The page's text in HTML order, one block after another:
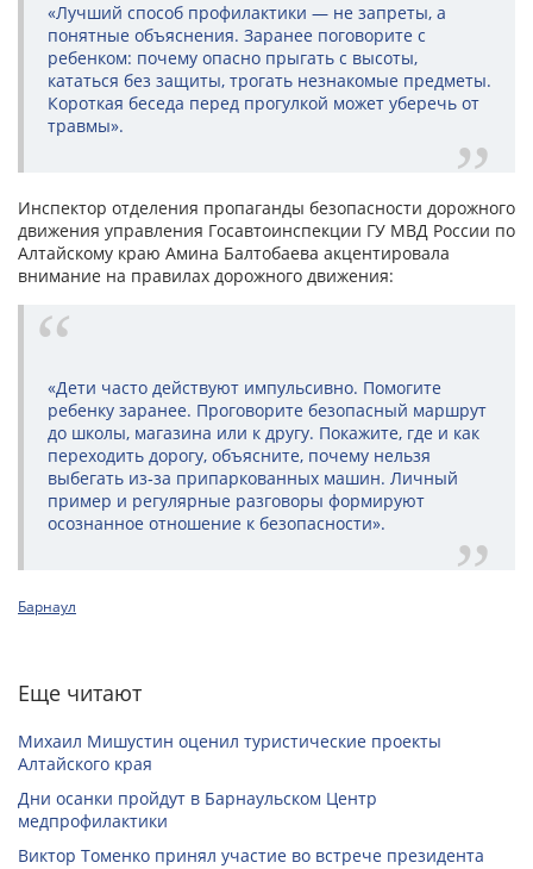
«Лучший способ профилактики — не запреты, а
понятные объяснения. Заранее поговорите с
ребенком: почему опасно прыгать с высоты,
кататься без защиты, трогать незнакомые предметы.
Короткая беседа перед прогулкой может уберечь от
травмы».
Инспектор отделения пропаганды безопасности дорожного
движения управления Госавтоинспекции ГУ МВД России по
Алтайскому краю Амина Балтобаева акцентировала
внимание на правилах дорожного движения:
«Дети часто действуют импульсивно. Помогите
ребенку заранее. Проговорите безопасный маршрут
до школы, магазина или к другу. Покажите, где и как
переходить дорогу, объясните, почему нельзя
выбегать из‑за припаркованных машин. Личный
пример и регулярные разговоры формируют
осознанное отношение к безопасности».
Барнаул
Еще читают
Михаил Мишустин оценил туристические проекты
Алтайского края
Дни осанки пройдут в Барнаульском Центр
медпрофилактики
Виктор Томенко принял участие во встрече президента